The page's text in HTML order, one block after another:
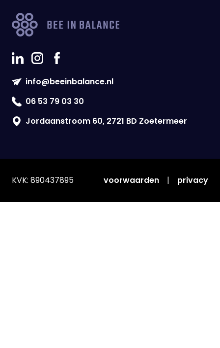
info@beeinbalance.nl
06 53 79 03 30
Jordaanstroom 60, 2721 BD Zoetermeer
KVK: 890437895 voorwaarden | privacy